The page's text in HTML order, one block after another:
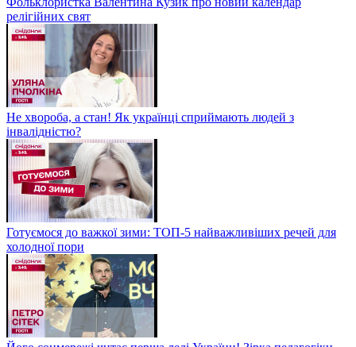
релігійних свят
Не хвороба, а стан! Як українці сприймають людей з
інвалідністю?
Готуємося до важкої зими: ТОП-5 найважливіших речей для
холодної пори